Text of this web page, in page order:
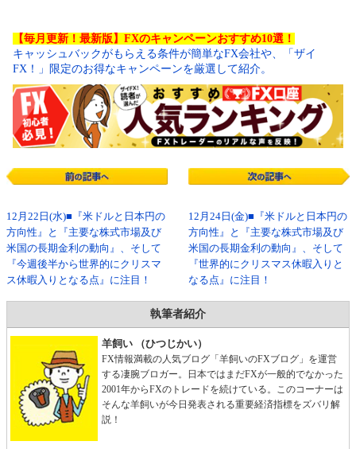
【毎月更新！最新版】FXのキャンペーンおすすめ10選！
キャッシュバックがもらえる条件が簡単なFX会社や、「ザイ
FX！」限定のお得なキャンペーンを厳選して紹介。
12月22日(水)■『米ドルと日本円の
方向性』と『主要な株式市場及び
米国の長期金利の動向』、そして
『今週後半から世界的にクリスマ
ス休暇入りとなる点』に注目！
12月24日(金)■『米ドルと日本円の
方向性』と『主要な株式市場及び
米国の長期金利の動向』、そして
『世界的にクリスマス休暇入りと
なる点』に注目！
執筆者紹介
羊飼い （ひつじかい）
FX情報満載の人気ブログ「羊飼いのFXブログ」を運営
する凄腕ブロガー。日本ではまだFXが一般的でなかった
2001年からFXのトレードを続けている。このコーナーは
そんな羊飼いが今日発表される重要経済指標をズバリ解
説！